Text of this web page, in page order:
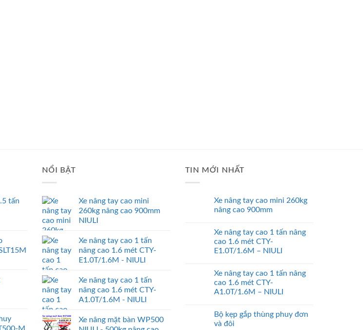
tấn
NỔI BẬT
Xe nâng tay cao mini
260kg nâng cao 900mm
NIULI
Xe nâng tay cao 1 tấn
nâng cao 1.6 mét CTY-
E1.0T/1.6M - NIULI
Xe nâng tay cao 1 tấn
nâng cao 1.6 mét CTY-
A1.0T/1.6M - NIULI
Xe nâng mặt bàn WP500
TIN MỚI NHẤT
Xe nâng tay cao mini 260kg
nâng cao 900mm
Xe nâng tay cao 1 tấn nâng
cao 1.6 mét CTY-
E1.0T/1.6M – NIULI
Xe nâng tay cao 1 tấn nâng
cao 1.6 mét CTY-
A1.0T/1.6M – NIULI
Bộ kẹp gắp thùng phuy đơn
và đôi